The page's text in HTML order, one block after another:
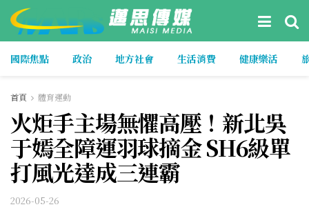
國際焦點 政治 地方社會 生活消費 健康樂活
首頁 體育運動
火炬手主場無懼高壓！新北吳
于嫣全障運羽球摘金 SH6級單
打風光達成三連霸
2026-05-26